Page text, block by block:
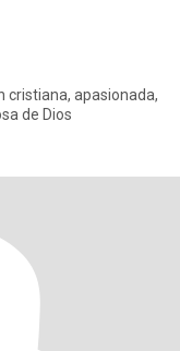
cristiana, apasionada,
de Dios